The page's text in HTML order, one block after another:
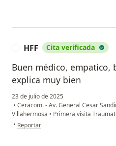
HFF Cita verificada
Buen médico, empatico,
explica muy bien
23 de julio de 2025
• Ceracom. - Av. General Cesar
Villahermosa • Primera visita
• en opinión del usuario HFF
Reportar